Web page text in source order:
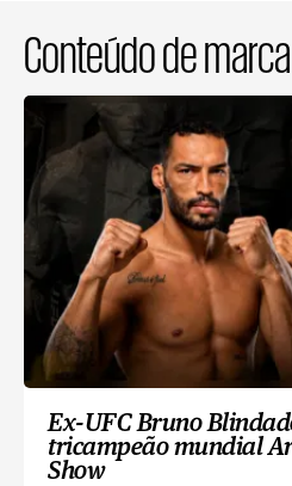
Conteúdo de marca
Ex-UFC Bruno
tricampeão mundial
Show